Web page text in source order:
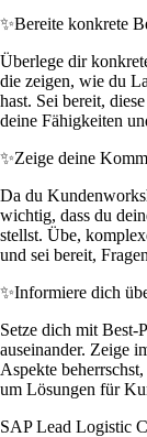
✨Bereite konkrete
Überlege dir
die zeigen, wie du
hast. Sei bereit,
deine Fähigkeiten
✨Zeige deine
Da du
wichtig, dass du
stellst. Übe,
und sei bereit,
✨Informiere dich
Setze dich mit
auseinander. Zeige
Aspekte
um Lösungen für
SAP Lead Logistic